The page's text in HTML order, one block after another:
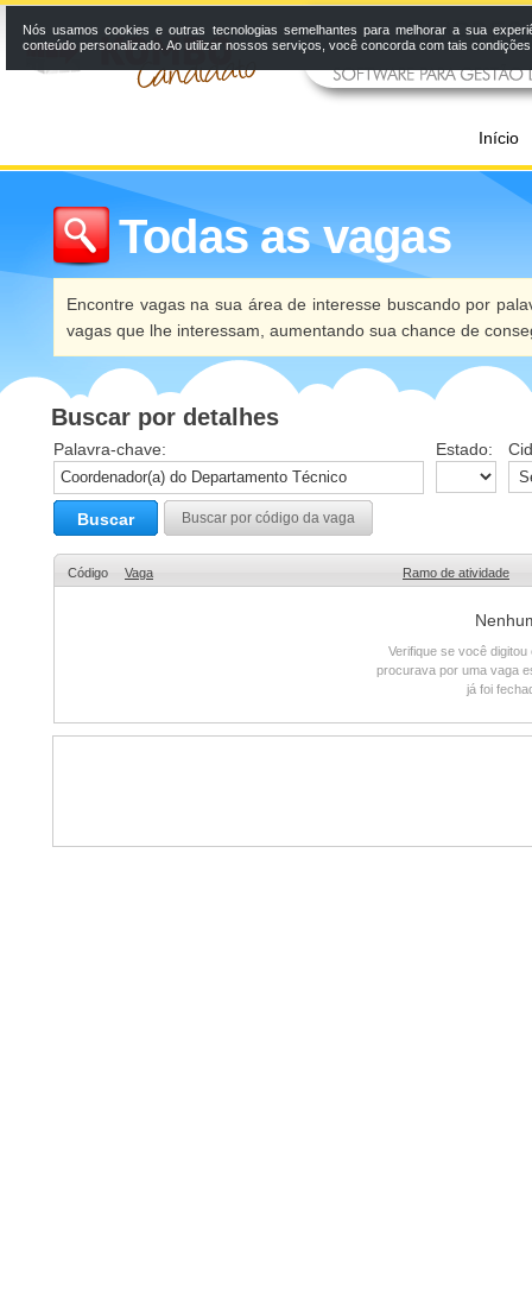
Início
Todas as vagas
Encontre vagas na sua área de interesse buscando por
vagas que lhe interessam, aumentando sua chance de
Buscar por detalhes
Palavra-chave: Estado:
Buscar Buscar por código da vaga
Código Vaga Ramo de atividade
Verifique se você
procurava por uma vaga
já foi
Nós usamos cookies e outras tecnologias semelhantes para melhorar a sua
conteúdo personalizado. Ao utilizar nossos serviços, você concorda com tais